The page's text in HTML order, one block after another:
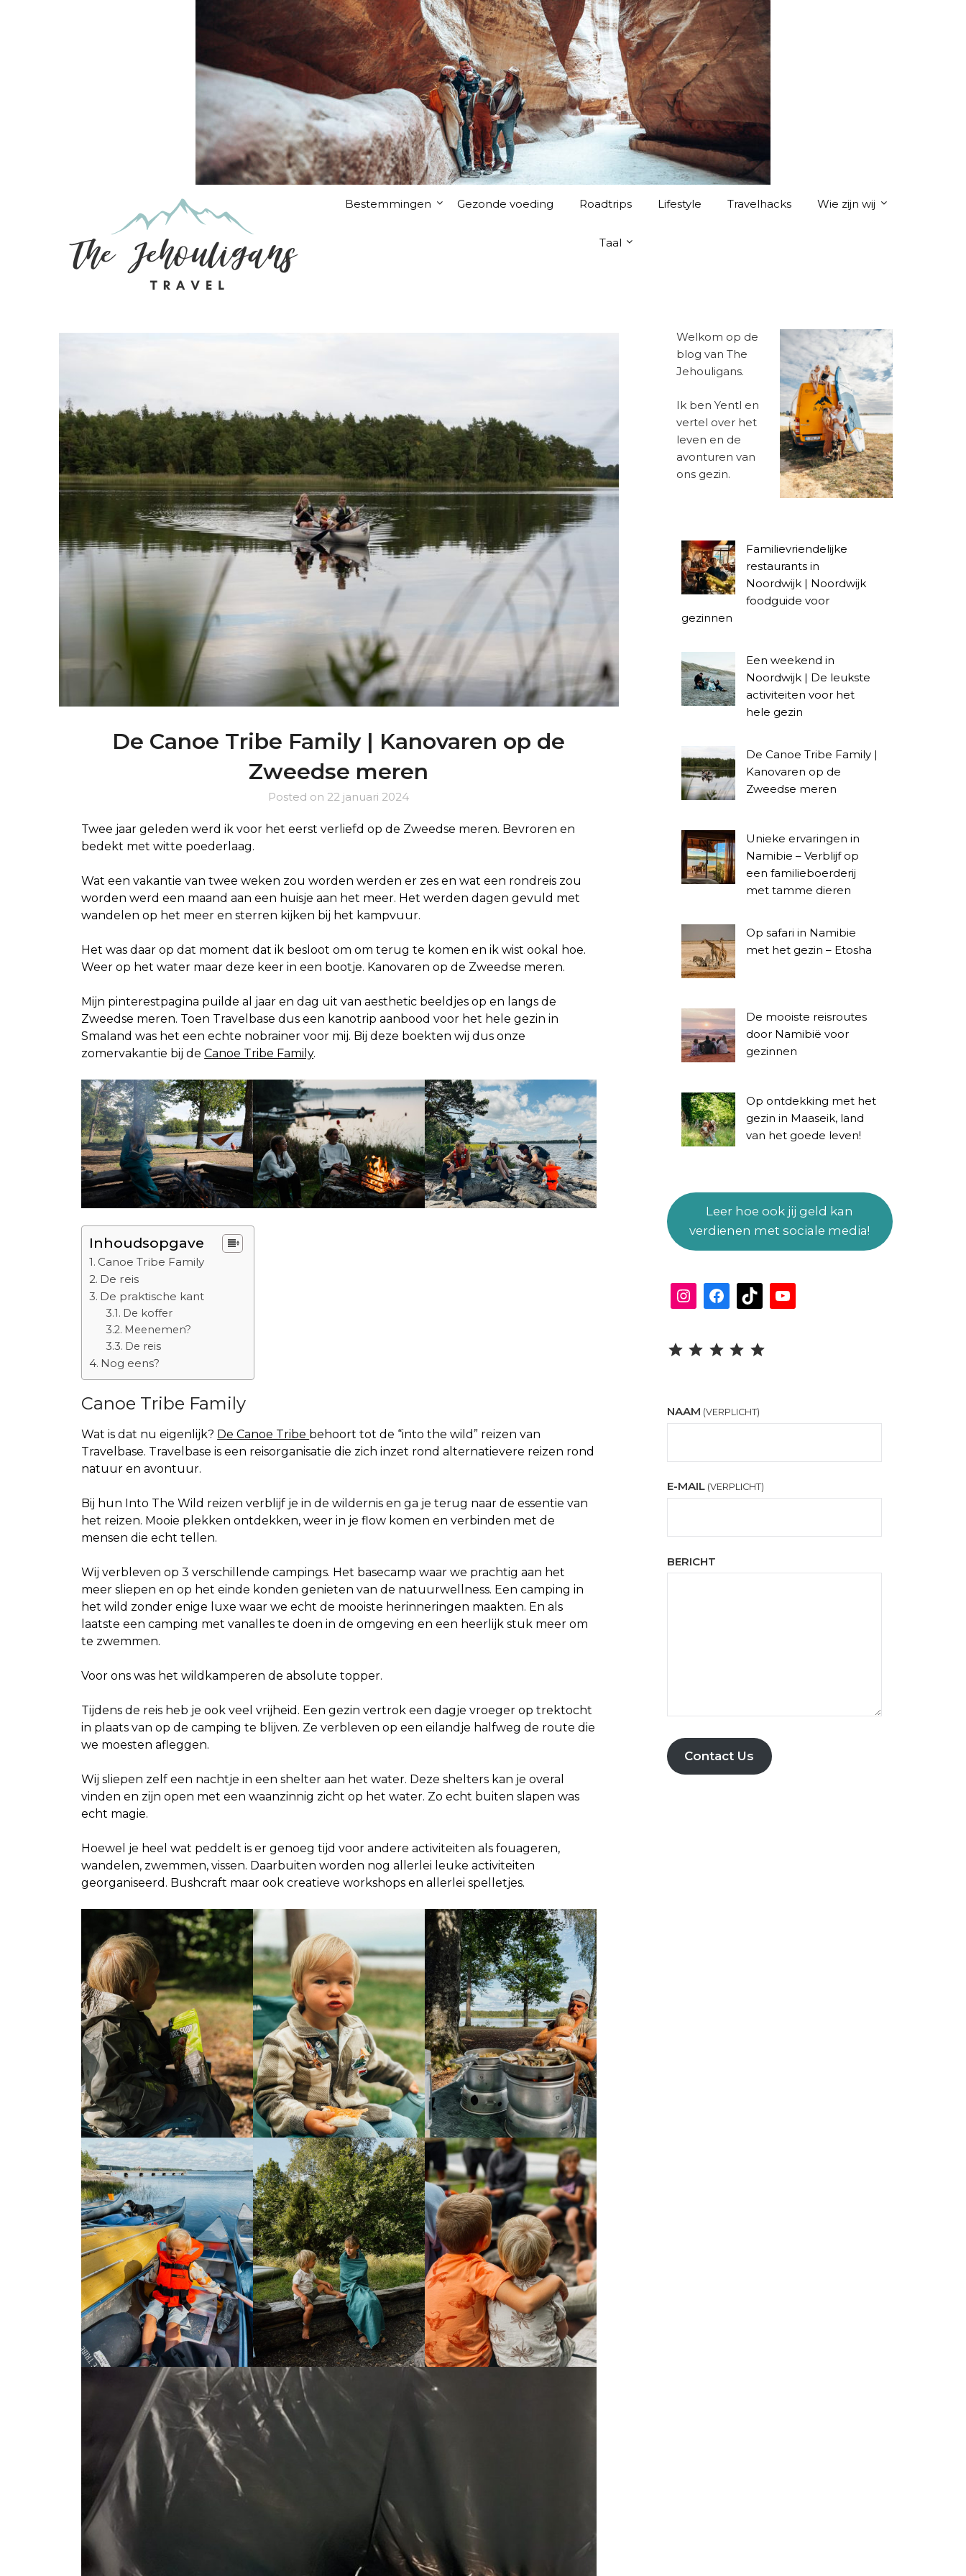
Bestemmingen Gezonde voeding Roadtrips Lifestyle Travelhacks Wie zijn wij
Taal
De Canoe Tribe Family | Kanovaren op de
Zweedse meren
Posted on 22 januari 2024
Twee jaar geleden werd ik voor het eerst verliefd op de Zweedse meren. Bevroren en
bedekt met witte poederlaag.
Wat een vakantie van twee weken zou worden werden er zes en wat een rondreis zou
worden werd een maand aan een huisje aan het meer. Het werden dagen gevuld met
wandelen op het meer en sterren kijken bij het kampvuur.
Het was daar op dat moment dat ik besloot om om terug te komen en ik wist ookal hoe.
Weer op het water maar deze keer in een bootje. Kanovaren op de Zweedse meren.
Mijn pinterestpagina puilde al jaar en dag uit van aesthetic beeldjes op en langs de
Zweedse meren. Toen Travelbase dus een kanotrip aanbood voor het hele gezin in
Smaland was het een echte nobrainer voor mij. Bij deze boekten wij dus onze
zomervakantie bij deCanoe Tribe Family.
Inhoudsopgave
Canoe Tribe Family
De reis
De praktische kant
De koffer
Meenemen?
De reis
Nog eens?
Canoe Tribe Family
Wat is dat nu eigenlijk? De Canoe Tribe behoort tot de “into the wild” reizen van
Travelbase. Travelbase is een reisorganisatie die zich inzet rond alternatievere reizen rond
natuur en avontuur.
Bij hun Into The Wild reizen verblijf je in de wildernis en ga je terug naar de essentie van
het reizen. Mooie plekken ontdekken, weer in je flow komen en verbinden met de
mensen die echt tellen.
Wij verbleven op 3 verschillende campings. Het basecamp waar we prachtig aan het
meer sliepen en op het einde konden genieten van de natuurwellness. Een camping in
het wild zonder enige luxe waar we echt de mooiste herinneringen maakten. En als
laatste een camping met vanalles te doen in de omgeving en een heerlijk stuk meer om
te zwemmen.
Voor ons was het wildkamperen de absolute topper.
Tijdens de reis heb je ook veel vrijheid. Een gezin vertrok een dagje vroeger op trektocht
in plaats van op de camping te blijven. Ze verbleven op een eilandje halfweg de route die
we moesten afleggen.
Wij sliepen zelf een nachtje in een shelter aan het water. Deze shelters kan je overal
vinden en zijn open met een waanzinnig zicht op het water. Zo echt buiten slapen was
echt magie.
Hoewel je heel wat peddelt is er genoeg tijd voor andere activiteiten als fouageren,
wandelen, zwemmen, vissen. Daarbuiten worden nog allerlei leuke activiteiten
georganiseerd. Bushcraft maar ook creatieve workshops en allerlei spelletjes.
Welkom op de
blog van The
Jehouligans.
Ik ben Yentl en
vertel over het
leven en de
avonturen van
ons gezin.
Familievriendelijke
restaurants in
Noordwijk | Noordwijk
foodguide voor
gezinnen
Een weekend in
Noordwijk | De leukste
activiteiten voor het
hele gezin
De Canoe Tribe Family |
Kanovaren op de
Zweedse meren
Unieke ervaringen in
Namibie – Verblijf op
een familieboerderij
met tamme dieren
Op safari in Namibie
met het gezin – Etosha
De mooiste reisroutes
door Namibië voor
gezinnen
Op ontdekking met het
gezin in Maaseik, land
van het goede leven!
Leer hoe ook jij geld kan
verdienen met sociale media!
Instagram
Facebook
TikTokYouTube
NAAM (VERPLICHT)
E-MAIL (VERPLICHT)
BERICHT
Contact Us